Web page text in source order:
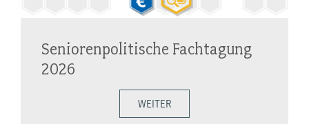
Seniorenpolitische Fachtagung
2026
WEITER